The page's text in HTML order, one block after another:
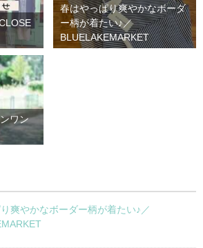
春はやっぱり爽やかなボーダ
ー柄が着たい♪／
BLUELAKEMARKET
ワン
爽やかなボーダー柄が着たい♪／